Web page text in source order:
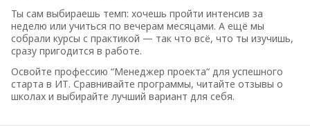
Ты сам выбираешь темп: хочешь пройти интенсив за
неделю или учиться по вечерам месяцами. А ещё мы
собрали курсы с практикой — так что всё, что ты изучишь,
сразу пригодится в работе.
Освойте профессию “Менеджер проекта“ для успешного
старта в ИТ. Сравнивайте программы, читайте отзывы о
школах и выбирайте лучший вариант для себя.